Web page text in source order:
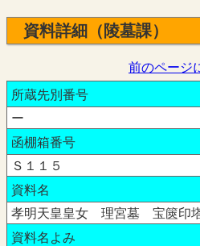
資料詳細（陵墓課）
前のページ
所蔵先別番号
ー
函棚箱番号
Ｓ１１５
資料名
孝明天皇皇女 理宮墓 宝篋印
資料名よみ